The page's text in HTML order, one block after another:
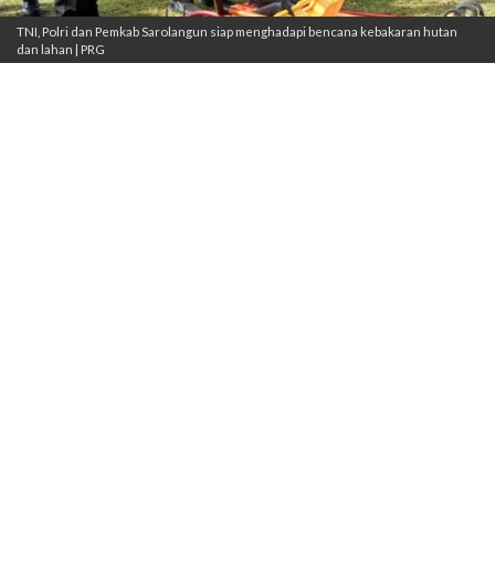
TNI, Polri dan Pemkab Sarolangun siap menghadapi bencana kebakaran hutan
dan lahan | PRG